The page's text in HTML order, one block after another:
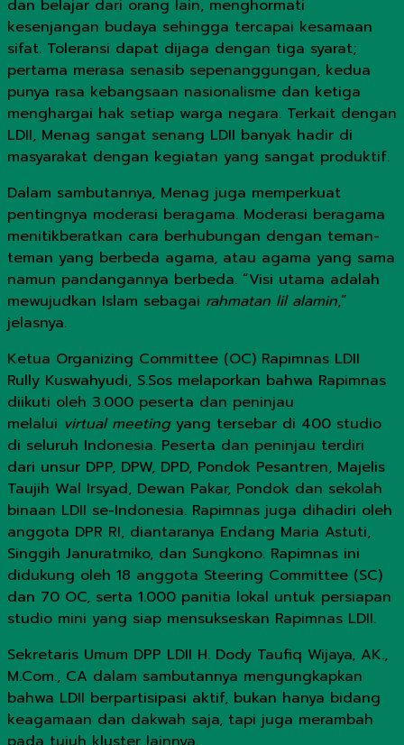
dan belajar dari orang lain, menghormati
kesenjangan budaya sehingga tercapai kesamaan
sifat. Toleransi dapat dijaga dengan tiga syarat;
pertama merasa senasib sepenanggungan, kedua
punya rasa kebangsaan nasionalisme dan ketiga
menghargai hak setiap warga negara. Terkait dengan
LDII, Menag sangat senang LDII banyak hadir di
masyarakat dengan kegiatan yang sangat produktif.
Dalam sambutannya, Menag juga memperkuat
pentingnya moderasi beragama. Moderasi beragama
menitikberatkan cara berhubungan dengan teman-
teman yang berbeda agama, atau agama yang sama
namun pandangannya berbeda. “Visi utama adalah
mewujudkan Islam sebagai rahmatan lil alamin,”
jelasnya.
Ketua Organizing Committee (OC) Rapimnas LDII
Rully Kuswahyudi, S.Sos melaporkan bahwa Rapimnas
diikuti oleh 3.000 peserta dan peninjau
melalui virtual meetingyang tersebar di 400 studio
di seluruh Indonesia. Peserta dan peninjau terdiri
dari unsur DPP, DPW, DPD, Pondok Pesantren, Majelis
Taujih Wal Irsyad, Dewan Pakar, Pondok dan sekolah
binaan LDII se-Indonesia. Rapimnas juga dihadiri oleh
anggota DPR RI, diantaranya Endang Maria Astuti,
Singgih Januratmiko, dan Sungkono. Rapimnas ini
didukung oleh 18 anggota Steering Committee (SC)
dan 70 OC, serta 1.000 panitia lokal untuk persiapan
studio mini yang siap mensukseskan Rapimnas LDII.
Sekretaris Umum DPP LDII H. Dody Taufiq Wijaya, AK.,
M.Com., CA dalam sambutannya mengungkapkan
bahwa LDII berpartisipasi aktif, bukan hanya bidang
keagamaan dan dakwah saja, tapi juga merambah